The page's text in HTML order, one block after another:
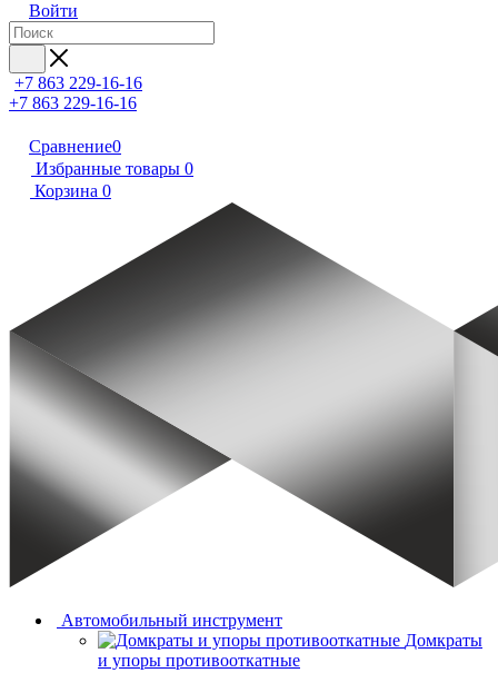
Войти
+7 863 229-16-16
+7 863 229-16-16
Сравнение0
Избранные товары 0
Корзина 0
Автомобильный инструмент
Домкраты
и упоры противооткатные